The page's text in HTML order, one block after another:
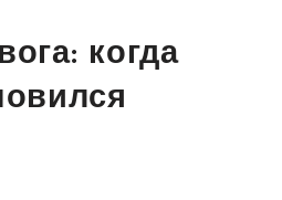
когда